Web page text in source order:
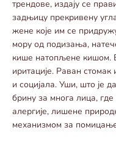
трендове, издају се
задњицу прекривену
жене које им се
мору од подизања,
кише натопљене кишом.
иритације. Раван
и социјала. Уши, што је
брину за многа лица,
алергије, лишене
механизмом за